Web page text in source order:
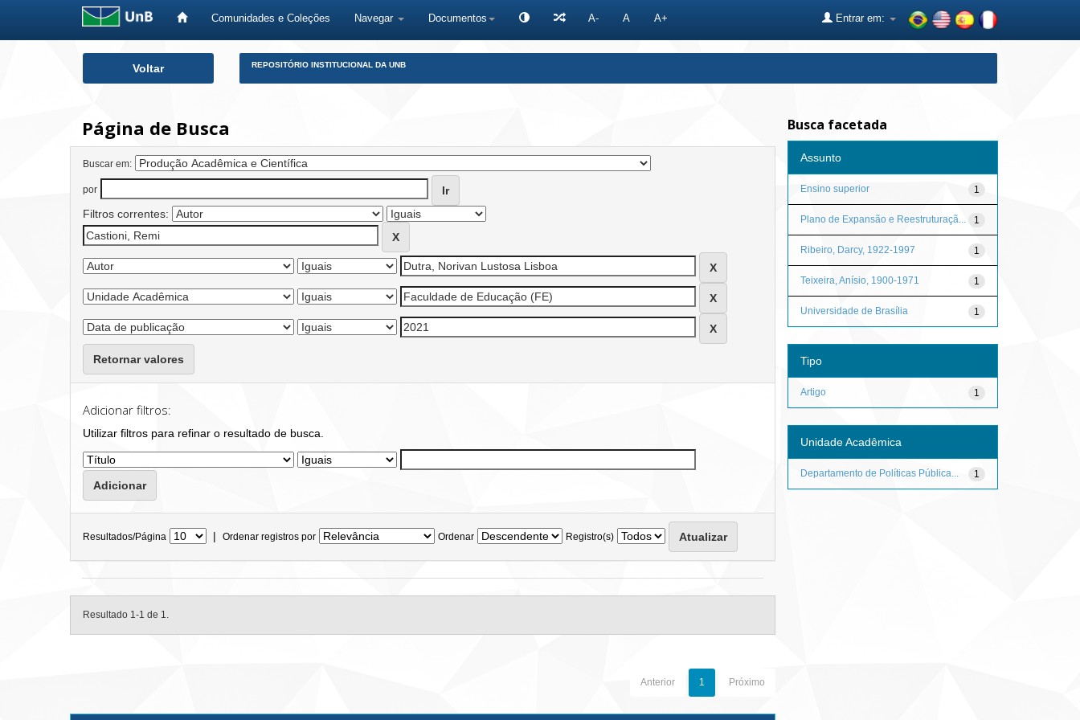
Comunidades e Coleções Navegar Documentos A- A A+ Entrar em:
Voltar REPOSITÓRIO INSTITUCIONAL DA UNB
Página de Busca
Buscar em:
por
Filtros correntes:
Retornar valores
Adicionar filtros:
Utilizar filtros para refinar o resultado de busca.
Resultados/Página | Ordenar registros por Ordenar Registro(s)
Resultado 1-1 de 1.
Anterior 1 Próximo
Busca facetada
Assunto
1
Ensino superior
1
Plano de Expansão e Reestruturaçã...
1
Ribeiro, Darcy, 1922-1997
1
Teixeira, Anísio, 1900-1971
1
Universidade de Brasília
Tipo
1
Artigo
Unidade Acadêmica
1
Departamento de Políticas Pública...